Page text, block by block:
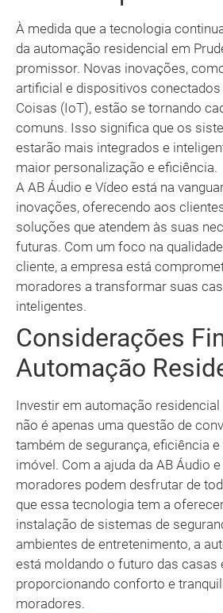
À medida que a tecnologia
da automação residencial em
promissor. Novas inovações,
artificial e dispositivos conectados
Coisas (IoT), estão se tornando
comuns. Isso significa que os
estarão mais integrados e
maior personalização e eficiência.
A AB Áudio e Vídeo está na
inovações, oferecendo aos
soluções que atendem às suas
futuras. Com um foco na
cliente, a empresa está
moradores a transformar suas
inteligentes.
Considerações
Automação
Investir em automação
não é apenas uma questão de
também de segurança, eficiência
imóvel. Com a ajuda da AB Áudio
moradores podem desfrutar de
que essa tecnologia tem a
instalação de sistemas de
ambientes de entretenimento, a
está moldando o futuro das casas
proporcionando conforto e
moradores.